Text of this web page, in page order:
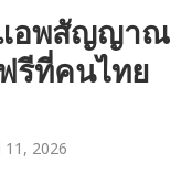
แอพสัญญาณ
รีที่คนไทย
11, 2026